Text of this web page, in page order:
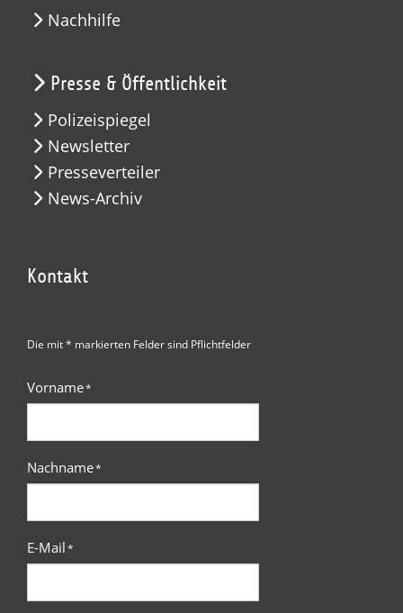
Nachhilfe
Presse & Öffentlichkeit
Polizeispiegel
Newsletter
Presseverteiler
News-Archiv
Kontakt
Die mit * markierten Felder sind Pflichtfelder
Vorname*
Nachname*
E-Mail*